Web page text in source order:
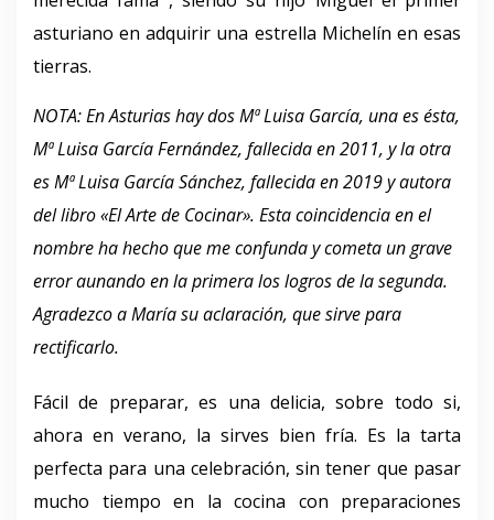
asturiano en adquirir una estrella Michelín en esas
tierras.
NOTA: En Asturias hay dos Mª Luisa García, una es ésta,
Mª Luisa García Fernández, fallecida en 2011, y la otra
es Mª Luisa García Sánchez, fallecida en 2019 y autora
del libro «El Arte de Cocinar». Esta coincidencia en el
nombre ha hecho que me confunda y cometa un grave
error aunando en la primera los logros de la segunda.
Agradezco a María su aclaración, que sirve para
rectificarlo.
Fácil de preparar, es una delicia, sobre todo si,
ahora en verano, la sirves bien fría. Es la tarta
perfecta para una celebración, sin tener que pasar
mucho tiempo en la cocina con preparaciones